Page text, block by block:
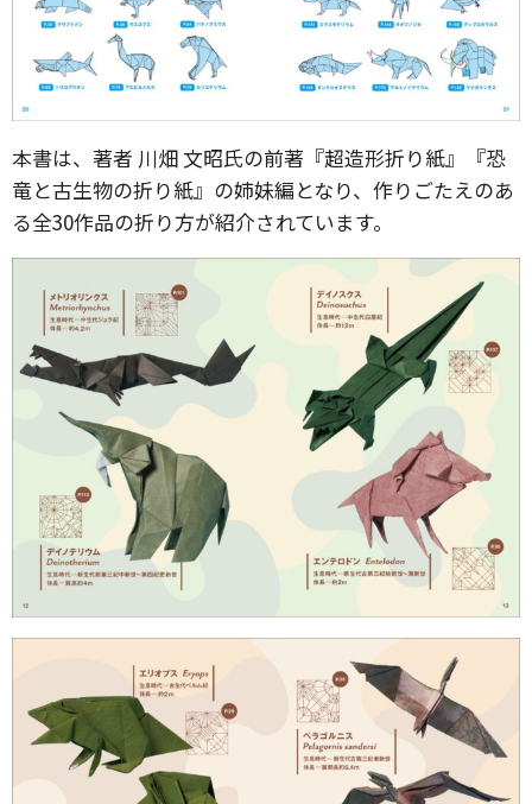
本書は、著者 川畑 文昭氏の前著『超造形折り紙』『恐
竜と古生物の折り紙』の姉妹編となり、作りごたえのあ
る全30作品の折り方が紹介されています。